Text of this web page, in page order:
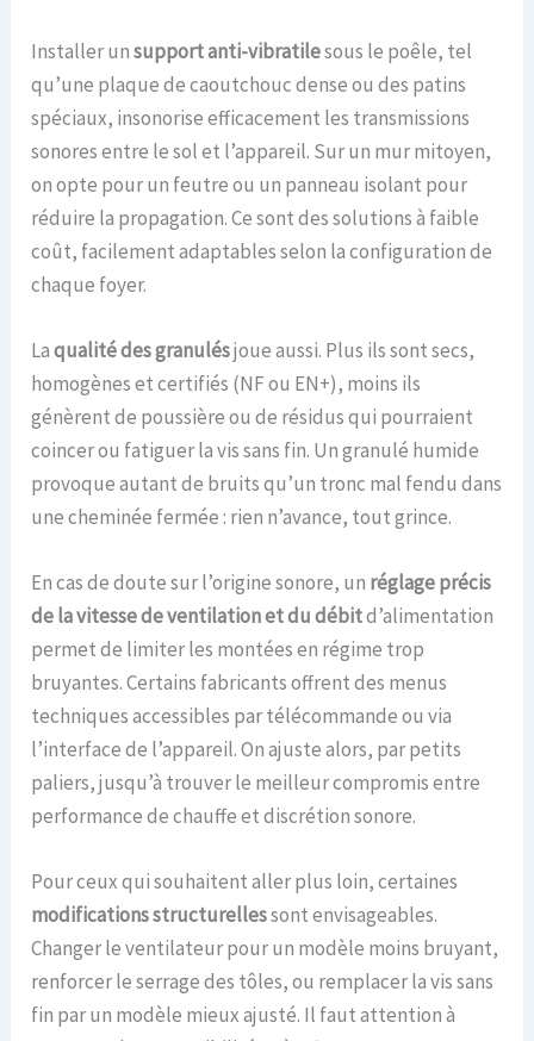
Installer unsupport anti-vibratilesous le poêle, tel
qu’une plaque de caoutchouc dense ou des patins
spéciaux, insonorise efficacement les transmissions
sonores entre le sol et l’appareil. Sur un mur mitoyen,
on opte pour un feutre ou un panneau isolant pour
réduire la propagation. Ce sont des solutions à faible
coût, facilement adaptables selon la configuration de
chaque foyer.
Laqualité des granulésjoue aussi. Plus ils sont secs,
homogènes et certifiés (NF ou EN+), moins ils
génèrent de poussière ou de résidus qui pourraient
coincer ou fatiguer la vis sans fin. Un granulé humide
provoque autant de bruits qu’un tronc mal fendu dans
une cheminée fermée : rien n’avance, tout grince.
En cas de doute sur l’origine sonore, un réglage précis
de la vitesse de ventilation et du débitd’alimentation
permet de limiter les montées en régime trop
bruyantes. Certains fabricants offrent des menus
techniques accessibles par télécommande ou via
l’interface de l’appareil. On ajuste alors, par petits
paliers, jusqu’à trouver le meilleur compromis entre
performance de chauffe et discrétion sonore.
Pour ceux qui souhaitent aller plus loin, certaines
modifications structurellessont envisageables.
Changer le ventilateur pour un modèle moins bruyant,
renforcer le serrage des tôles, ou remplacer la vis sans
fin par un modèle mieux ajusté. Il faut attention à